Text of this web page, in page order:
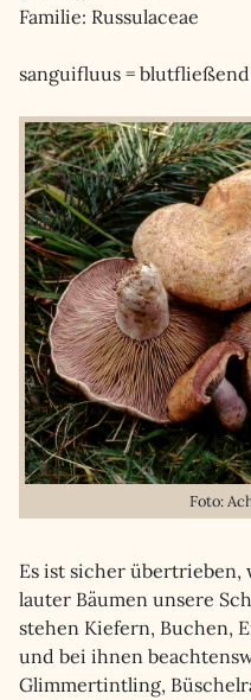
Familie: Russulaceae
sanguifluus = blutfließend
Foto:
Es ist sicher übertrieben,
lauter Bäumen unsere
stehen Kiefern, Buchen,
und bei ihnen
Glimmertintling,